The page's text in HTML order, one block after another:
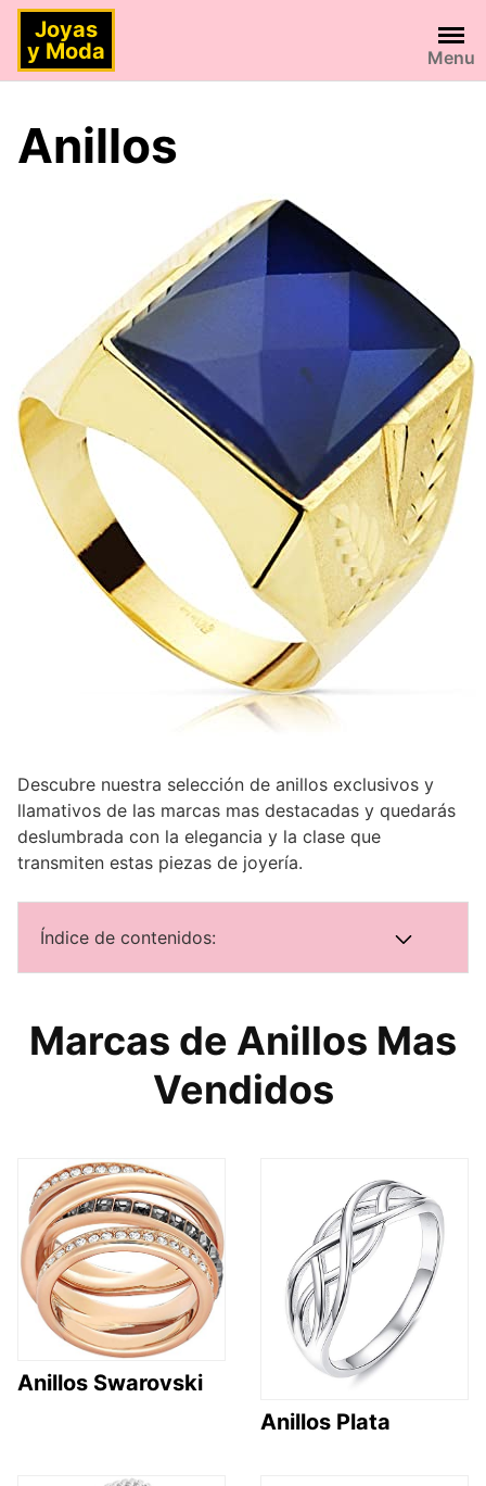
Saltar
contenido
Joyas
y Moda
Menu
Anillos
Descubre nuestra selección de anillos exclusivos y
llamativos de las marcas mas destacadas y quedarás
deslumbrada con la elegancia y la clase que
transmiten estas piezas de joyería.
Índice de contenidos:
Marcas de Anillos Mas
Vendidos
Anillos Swarovski
Anillos Plata